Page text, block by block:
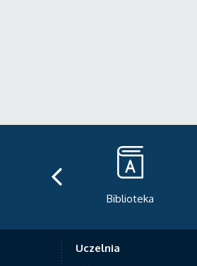
Portal ofertowy Biura
Uczelnia